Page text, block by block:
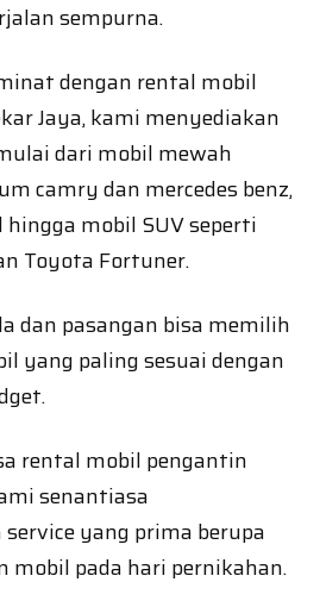
sempurna.
dengan rental mobil
Jaya, kami menyediakan
dari mobil mewah
camry dan mercedes benz,
mobil SUV seperti
Toyota Fortuner.
dan pasangan bisa memilih
yang paling sesuai dengan
rental mobil pengantin
senantiasa
yang prima berupa
mobil pada hari pernikahan.